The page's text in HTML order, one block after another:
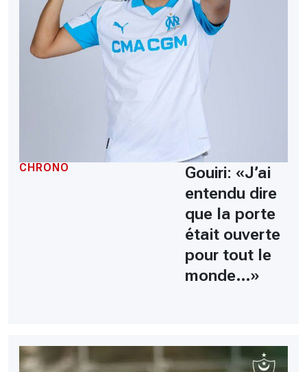
CHRONO
Gouiri: «J’ai
entendu dire
que la porte
était ouverte
pour tout le
monde…»